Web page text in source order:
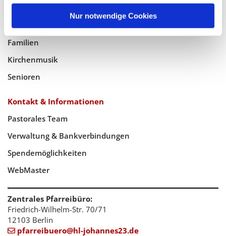
Nur notwendige Cookies
Pfarreileben
Jugend
Familien
Kirchenmusik
Senioren
Kontakt & Informationen
Pastorales Team
Verwaltung & Bankverbindungen
Spendemöglichkeiten
WebMaster
Zentrales Pfarreibüro:
Friedrich-Wilhelm-Str. 70/71
12103 Berlin
 pfarreibuero@hl-johannes23.de